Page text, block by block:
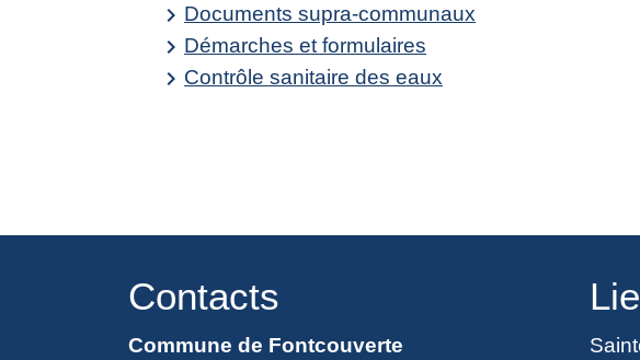
keyboard_arrow_rightDocuments supra-communaux
keyboard_arrow_rightDémarches et formulaires
keyboard_arrow_rightContrôle sanitaire des eaux
Contacts
Commune de Fontcouverte